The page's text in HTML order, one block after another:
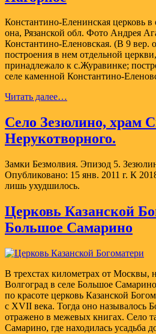
Константина
и
Елены
ряжского
села
Нагорное
библейскими
сюжетами.
Константино-Еленинская церковь
она, Рязанской обл. Фото Андрея
Константино-Еленовская. (В 9 вер.
построения в нем отдельной
принадлежало к с.Журавинке;
селе каменной Константино-
Читать далее…
церковь
села
Нагорное
Село Зезюлино, храм
Нерукотворного.
Замки Безмолвия. Эпизод 5.
Опубликовано: 15 янв. 2011 г. К
лишь ухудшилось.
Церковь Казанской
Большое Самарино
В трехстах километрах от Москвы,
Волгоград в селе Большое
по красоте церковь Казанской
с XVII века. Тогда оно называлось
отражено в межевых книгах. Село
Самарино, где находилась усадьба